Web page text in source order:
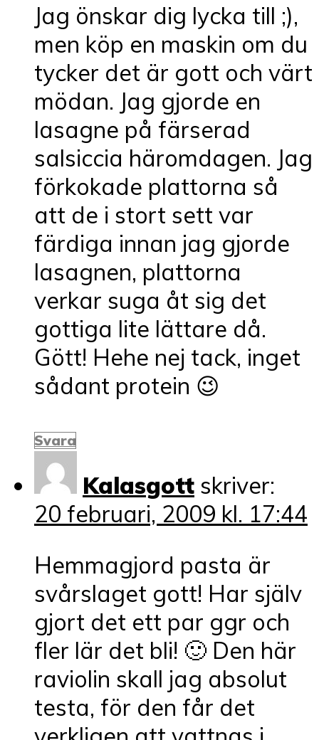
Jag önskar dig lycka till ;),
men köp en maskin om du
tycker det är gott och värt
mödan. Jag gjorde en
lasagne på färserad
salsiccia häromdagen. Jag
förkokade plattorna så
att de i stort sett var
färdiga innan jag gjorde
lasagnen, plattorna
verkar suga åt sig det
gottiga lite lättare då.
Gött! Hehe nej tack, inget
sådant protein 😉
Svara
Kalasgott skriver:
20 februari, 2009 kl. 17:44
Hemmagjord pasta är
svårslaget gott! Har själv
gjort det ett par ggr och
fler lär det bli! 🙂 Den här
raviolin skall jag absolut
testa, för den får det